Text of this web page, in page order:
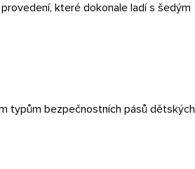
které dokonale ladí s šedým
typům bezpečnostních pásů dětských